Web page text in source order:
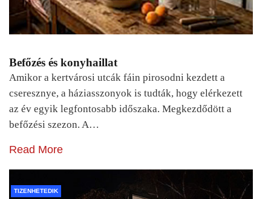
Befőzés és konyhaillat
Amikor a kertvárosi utcák fáin pirosodni kezdett a
cseresznye, a háziasszonyok is tudták, hogy elérkezett
az év egyik legfontosabb időszaka. Megkezdődött a
befőzési szezon. A…
Read More
TIZENHETEDIK